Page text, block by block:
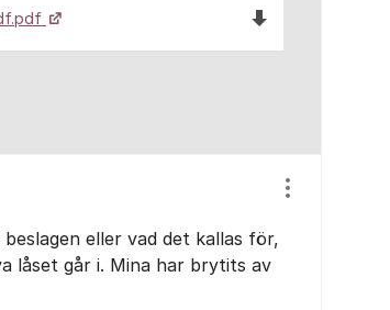
Ladda ned filen
eller vad det kallas för,
låset går i. Mina har brytits av
Visa/dölj